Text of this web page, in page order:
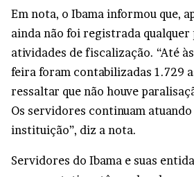
Em nota, o Ibama informou que,
ainda não foi registrada qualquer
atividades de fiscalização. “Até
feira foram contabilizadas 1.729
ressaltar que não houve
Os servidores continuam
instituição”, diz a nota.
Servidores do Ibama e suas